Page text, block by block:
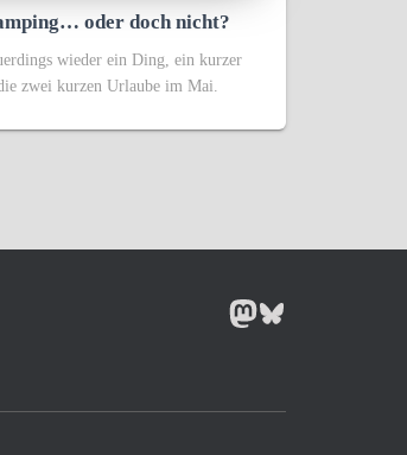
oder doch nicht?
wieder ein Ding, ein kurzer
zwei kurzen Urlaube im Mai.
MASTODON